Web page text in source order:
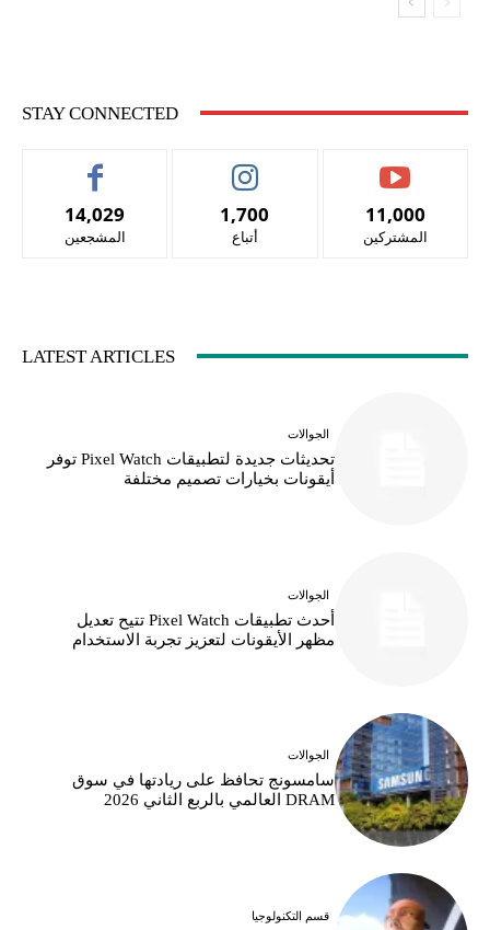
STAY CONNECTED
14,029
المشجعين
1,700
أتباع
11,000
المشتركين
LATEST ARTICLES
الجوالات
تحديثات جديدة لتطبيقات Pixel Watch توفر
أيقونات بخيارات تصميم مختلفة
الجوالات
أحدث تطبيقات Pixel Watch تتيح تعديل
مظهر الأيقونات لتعزيز تجربة الاستخدام
الجوالات
سامسونج تحافظ على ريادتها في سوق
DRAM العالمي بالربع الثاني 2026
قسم التكنولوجيا